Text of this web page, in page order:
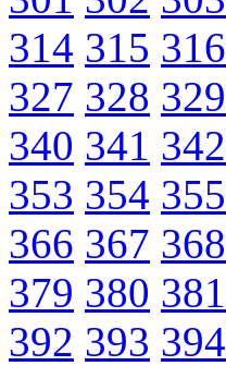
314 315 316
327 328 329
340 341 342
353 354 355
366 367 368
379 380 381
392 393 394